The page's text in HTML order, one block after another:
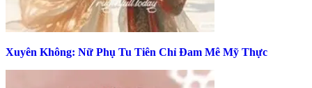
Xuyên Không: Nữ Phụ Tu Tiên Chỉ Đam Mê Mỹ Thực